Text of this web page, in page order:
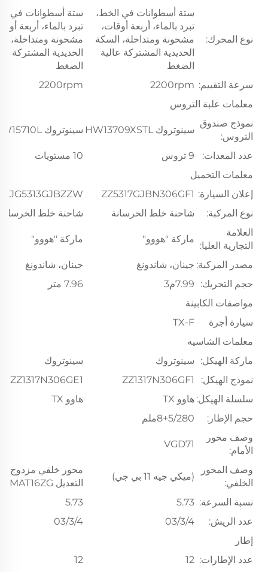
نوع المحرك:
ستة أسطوانات في الخط،
تبرد بالماء، أربعة أوقات،
مشحونة ومتداخلة، السكة
الحديدية المشتركة عالية
الضغط
ستة أسطوانات في
تبرد بالماء، أربعة
مشحونة ومتداخلة،
الحديدية المشتركة
الضغط
سرعة التقييم: 2200rpm
2200rpm
معلمات علبة التروس
نموذج صندوق
التروس:
سينوتروك HW13709XSTL سينوتروك HW15710L
عدد المعدات: 9 تروس
10 مستويات
معلمات التحميل
إعلان السيارة: ZZ5317GJBN306GF1
FJG5313GJBZZW
نوع المركبة:
شاحنة خلط الخرسانة
شاحنة خلط الخرسانة
العلامة
التجارية العليا:
ماركة "هووو" ماركة "هووو"
مصدر المركبة: جينان، شاندونغ
جينان، شاندونغ
حجم التحريك:
7.99م3
7.96 متر
مواصفات الكابينة
سيارة أجرة
TX-F
معلمات الشاسيه
ماركة الهيكل:
سينوتروك
سينوتروك
نموذج الهيكل:
ZZ1317N306GF1
ZZ1317N306GE1
سلسلة الهيكل: هاوو TX
هاوو TX
حجم الإطار:
8+5/280ملم
وصف محور
الأمام:
VGD71
وصف المحور
الخلفي:
(ميكي جيه 11 بي جي)
محور خلفي مزدوج
التعديل MAT16ZG
نسبة السرعة: 5.73
5.73
عدد الريش:
03/3/4
03/3/4
إطار
عدد الإطارات: 12
12